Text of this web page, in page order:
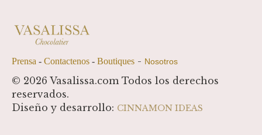
Prensa - Contactenos - Boutiques - Nosotros
© 2026 Vasalissa.com Todos los derechos
reservados.
Diseño y desarrollo: CINNAMON IDEAS